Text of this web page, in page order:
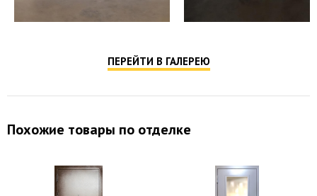
ПЕРЕЙТИ В ГАЛЕРЕЮ
Похожие товары по отделке